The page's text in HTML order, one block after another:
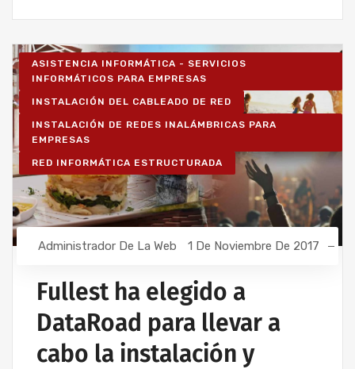
ASISTENCIA INFORMÁTICA - SERVICIOS
INFORMÁTICOS PARA EMPRESAS
INSTALACIÓN DEL CABLEADO DE RED
INSTALACIÓN DE REDES INALÁMBRICAS PARA
EMPRESAS
RED INFORMÁTICA ESTRUCTURADA
Administrador De La Web 1 De Noviembre De 2017
Fullest ha elegido a
DataRoad para llevar a
cabo la instalación y